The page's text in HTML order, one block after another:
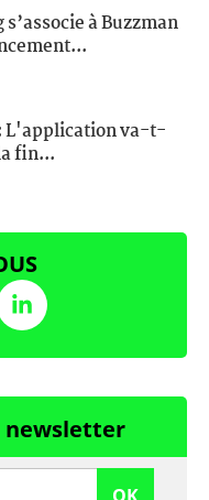
à Buzzman
L'application va-t-
fin...
newsletter